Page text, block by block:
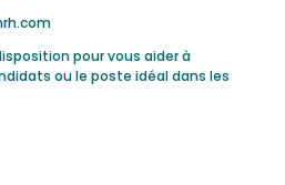
pour vous aider à
ou le poste idéal dans les